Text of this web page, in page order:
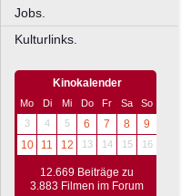
Jobs.
Kulturlinks.
Kinokalender
Mo Di Mi Do Fr Sa
So
3
4 5 6 7 8
9
10
11 12 13 14 15 16
12.669 Beiträge zu
3.883 Filmen im Forum